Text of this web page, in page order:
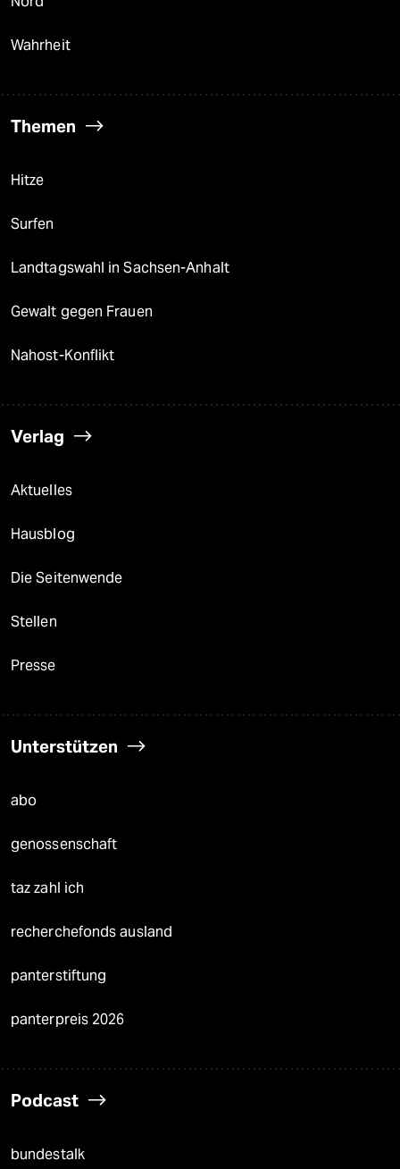
Wahrheit
Themen
Hitze
Surfen
Landtagswahl in Sachsen-Anhalt
Gewalt gegen Frauen
Nahost-Konflikt
Verlag
Aktuelles
Hausblog
Die Seitenwende
Stellen
Presse
Unterstützen
abo
genossenschaft
taz zahl ich
recherchefonds ausland
panterstiftung
panterpreis 2026
Podcast
bundestalk